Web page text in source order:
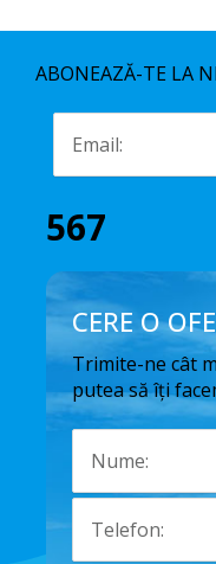
ABONEAZĂ-TE LA
567
CERE O
Trimite-ne cât
putea să îți